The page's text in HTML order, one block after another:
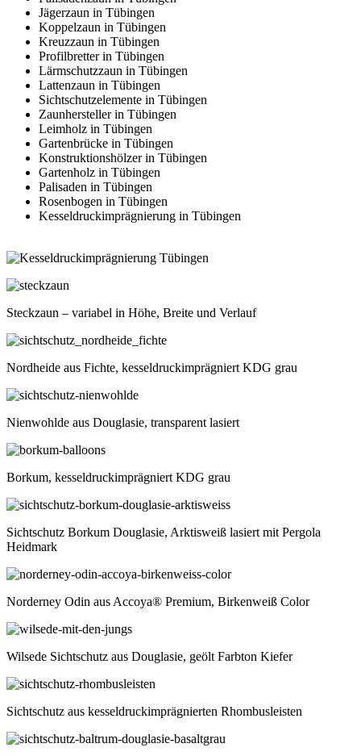
Jägerzaun in Tübingen
Koppelzaun in Tübingen
Kreuzzaun in Tübingen
Profilbretter in Tübingen
Lärmschutzzaun in Tübingen
Lattenzaun in Tübingen
Sichtschutzelemente in Tübingen
Zaunhersteller in Tübingen
Leimholz in Tübingen
Gartenbrücke in Tübingen
Konstruktionshölzer in Tübingen
Gartenholz in Tübingen
Palisaden in Tübingen
Rosenbogen in Tübingen
Kesseldruckimprägnierung in Tübingen
Steckzaun – variabel in Höhe, Breite und Verlauf
Nordheide aus Fichte, kesseldruckimprägniert KDG grau
Nienwohlde aus Douglasie, transparent lasiert
Borkum, kesseldruckimprägniert KDG grau
Sichtschutz Borkum Douglasie, Arktisweiß lasiert mit Pergola
Heidmark
Norderney Odin aus Accoya® Premium, Birkenweiß Color
Wilsede Sichtschutz aus Douglasie, geölt Farbton Kiefer
Sichtschutz aus kesseldruckimprägnierten Rhombusleisten